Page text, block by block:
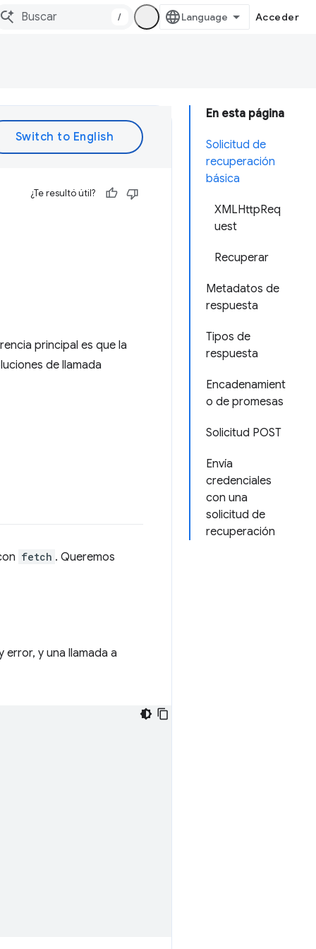
/ Acceder
En esta página
Solicitud de
recuperación
básica
XMLHttpReq
uest
Recuperar
Metadatos de
respuesta
Tipos de
respuesta
Encadenamient
o de promesas
Solicitud POST
Envía
credenciales
con una
solicitud de
recuperación
¿Te resultó útil?
principal es que la
de llamada
fetch . Queremos
y una llamada a